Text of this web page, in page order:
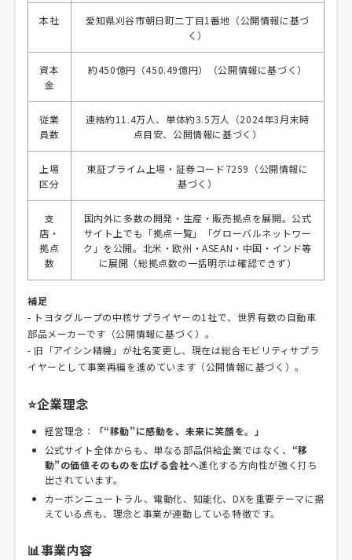
本社
愛知県刈谷市朝日町二丁目1番地（公開情報に基づ
く）
資本
金
約450億円（450.49億円）（公開情報に基づく）
従業
員数
連結約11.4万人、単体約3.5万人（2024年3月末時
点目安、公開情報に基づく）
上場
区分
東証プライム上場・証券コード7259（公開情報に
基づく）
支
店・
拠点
数
国内外に多数の開発・生産・販売拠点を展開。公式
サイト上でも「拠点一覧」「グローバルネットワー
ク」を公開。北米・欧州・ASEAN・中国・インド等
に展開（総拠点数の一括明示は確認できず）
補足
- トヨタグループの中核サプライヤーの1社で、世界有数の自動車
部品メーカーです（公開情報に基づく）。
- 旧「アイシン精機」が社名変更し、現在は総合モビリティサプラ
イヤーとして事業再編を進めています（公開情報に基づく）。
⭐企業理念
経営理念：
「“移動”に感動を、未来に笑顔を。」
公式サイト全体からも、単なる部品供給企業ではなく、 “移
動”の価値そのものを広げる会社へ進化する方向性が強く打ち
出されています。
カーボンニュートラル、電動化、知能化、DXを重要テーマに据
えている点も、理念と事業が連動している特徴です。
📊事業内容